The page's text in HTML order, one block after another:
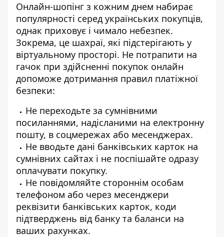
Онлайн-шопінг з кожним днем набирає
популярності серед українських покупців,
однак приховує і чимало небезпек.
Зокрема, це шахраї, які підстерігають у
віртуальному просторі. Не потрапити на
гачок при здійсненні покупок онлайн
допоможе дотримання правил платіжної
безпеки:
Не переходьте за сумнівними
посиланнями, надісланими на електронну
пошту, в соцмережах або месенджерах.
Не вводьте дані банківських карток на
сумнівних сайтах і не поспішайте одразу
оплачувати покупку.
Не повідомляйте стороннім особам
телефоном або через месенджери
реквізити банківських карток, коди
підтверджень від банку та баланси на
ваших рахунках.